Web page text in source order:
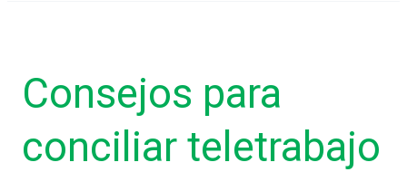
Consejos para
conciliar teletrabajo
conciliar
teletrabajo
salud